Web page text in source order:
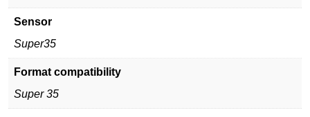
Sensor
Super35
Format compatibility
Super 35